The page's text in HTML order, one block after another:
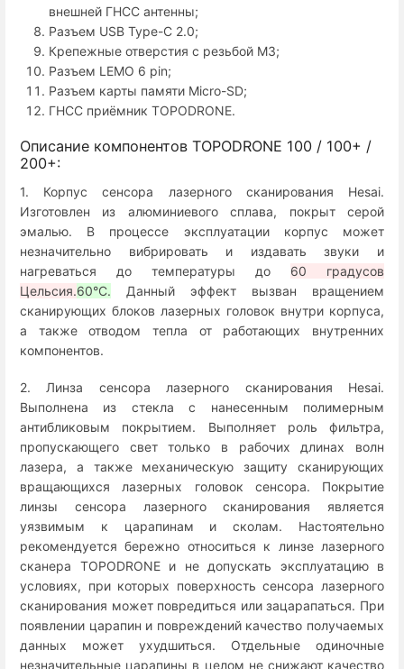
внешней ГНСС антенны;
Разъем USB Type-C 2.0;
Крепежные отверстия с резьбой М3;
Разъем LEMO 6 pin;
Разъем карты памяти Micro-SD;
ГНСС приёмник TOPODRONE.
Описание компонентов TOPODRONE 100 / 100+ /
200+:
1. Корпус сенсора лазерного сканирования Hesai.
Изготовлен из алюминиевого сплава, покрыт серой
эмалью. В процессе эксплуатации корпус может
незначительно вибрировать и издавать звуки и
нагреваться до температуры до 60 градусов
Цельсия.60°C. Данный эффект вызван вращением
сканирующих блоков лазерных головок внутри корпуса,
а также отводом тепла от работающих внутренних
компонентов.
2. Линза сенсора лазерного сканирования Hesai.
Выполнена из стекла с нанесенным полимерным
антибликовым покрытием. Выполняет роль фильтра,
пропускающего свет только в рабочих длинах волн
лазера, а также механическую защиту сканирующих
вращающихся лазерных головок сенсора. Покрытие
линзы сенсора лазерного сканирования является
уязвимым к царапинам и сколам. Настоятельно
рекомендуется бережно относиться к линзе лазерного
сканера TOPODRONE и не допускать эксплуатацию в
условиях, при которых поверхность сенсора лазерного
сканирования может повредиться или зацарапаться. При
появлении царапин и повреждений качество получаемых
данных может ухудшиться. Отдельные одиночные
незначительные царапины в целом не снижают качество